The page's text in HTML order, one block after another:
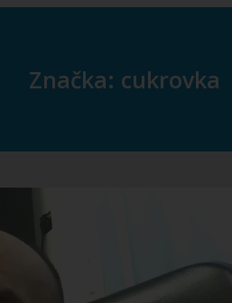
Značka: cukrovka